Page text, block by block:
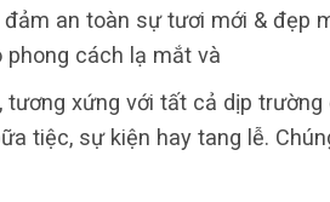
an toàn sự tươi mới & đẹp
cách lạ mắt và
tương xứng với tất cả dịp
tiệc, sự kiện hay tang lễ.